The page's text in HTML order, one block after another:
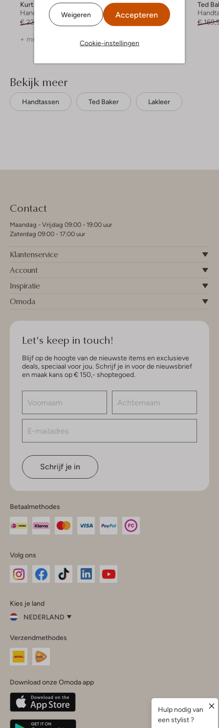
Weigeren Accepteren
Cookie-instellingen
Kurt Geiger London
Handtas
€ 229,99
€ 183,99
+ meer kleuren
Guess
Handtas
€ 144,99
Ted
€
Bekijk meer
Handtassen Ted Baker Lakleer
Contact
Maandag - Vrijdag 09:00 - 19:00 uur
Zaterdag 09:00 - 17:00 uur
Klantenservice
Account
Inspiratie
Omoda
Let's keep in touch!
Blijf op de hoogte van de nieuwste items en exclusieve
deals, speciaal voor jou. Schrijf je in voor de nieuwsbrief
en maak kans op € 150,- shoptegoed.
Schrijf je in
Betaalmethodes
Volg ons
InstagramFacebook
Kies je land
NEDERLAND
je
land
Nederland
Belgique(Français)
Deutschland
Verzendmethodes
Download onze Omoda app